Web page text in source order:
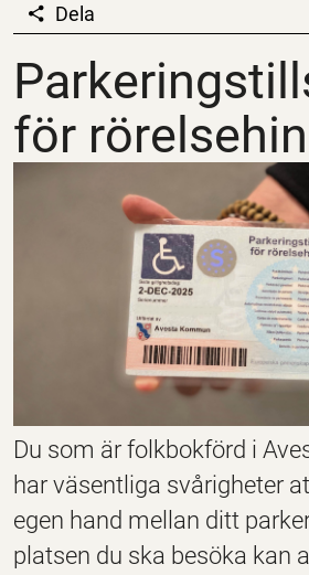
Dela
för
Du som är folkbokförd i
har väsentliga svårigheter
egen hand mellan ditt
platsen du ska besöka kan